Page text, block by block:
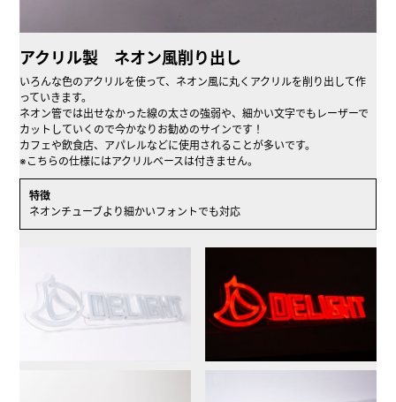
アクリル製 ネオン風削り出し
いろんな色のアクリルを使って、ネオン風に丸くアクリルを削り出して作
っていきます。
ネオン管では出せなかった線の太さの強弱や、細かい文字でもレーザーで
カットしていくので今かなりお勧めのサインです！
カフェや飲食店、アパレルなどに使用されることが多いです。
※こちらの仕様にはアクリルベースは付きません。
特徴
ネオンチューブより細かいフォントでも対応